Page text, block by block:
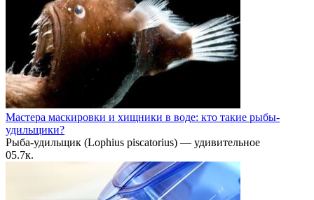
Мастера маскировки и хищники в воде: кто такие рыбы-
удильщики?
Рыба-удильщик (Lophius piscatorius) — удивительное
05.7к.